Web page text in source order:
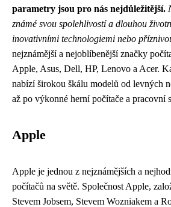
parametry jsou pro nás nejdůležitější.
známé svou spolehlivostí a dlouhou
inovativními technologiemi nebo
nejznámější a nejoblíbenější značky
Apple, Asus, Dell, HP, Lenovo a Acer.
nabízí širokou škálu modelů od levných
až po výkonné herní počítače a pracovní
Apple
Apple je jednou z nejznámějších a
počítačů na světě. Společnost Apple,
Stevem Jobsem, Stevem Wozniakem a